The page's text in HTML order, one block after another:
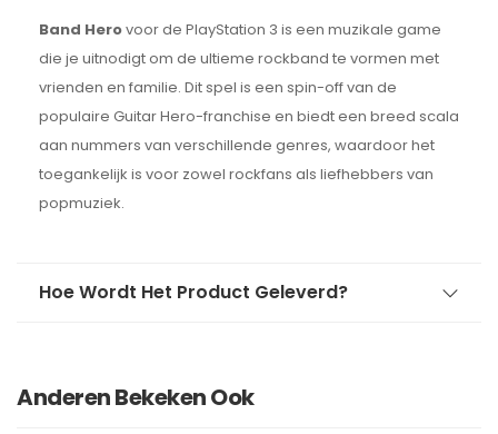
Band Herovoor de PlayStation 3 is een muzikale game
die je uitnodigt om de ultieme rockband te vormen met
vrienden en familie. Dit spel is een spin-off van de
populaire Guitar Hero-franchise en biedt een breed scala
aan nummers van verschillende genres, waardoor het
toegankelijk is voor zowel rockfans als liefhebbers van
popmuziek.
Hoe Wordt Het Product Geleverd?
Anderen Bekeken Ook